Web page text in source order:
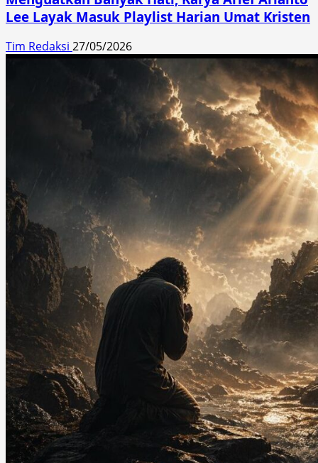
Lee Layak Masuk Playlist Harian Umat Kristen
Tim Redaksi 27/05/2026